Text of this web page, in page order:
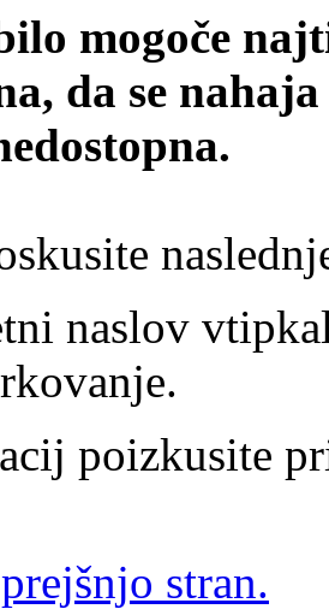
mogoče
da se
naslov
poizkusite
prejšnjo stran.